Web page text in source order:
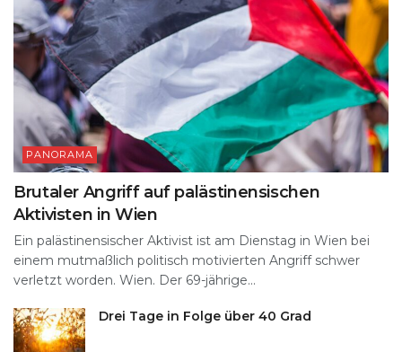
PANORAMA
Brutaler Angriff auf palästinensischen
Aktivisten in Wien
Ein palästinensischer Aktivist ist am Dienstag in Wien bei
einem mutmaßlich politisch motivierten Angriff schwer
verletzt worden. Wien. Der 69-jährige...
Drei Tage in Folge über 40 Grad